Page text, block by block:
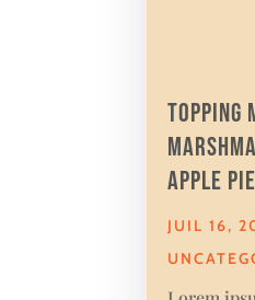
Topping
apple
JUIL 16,